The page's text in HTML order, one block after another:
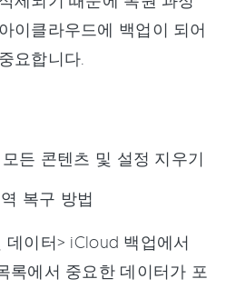
이클라우드에 백업이 되어
요합니다.
든 콘텐츠 및 설정 지우기
복구 방법
데이터> iCloud 백업에서
록에서 중요한 데이터가 포